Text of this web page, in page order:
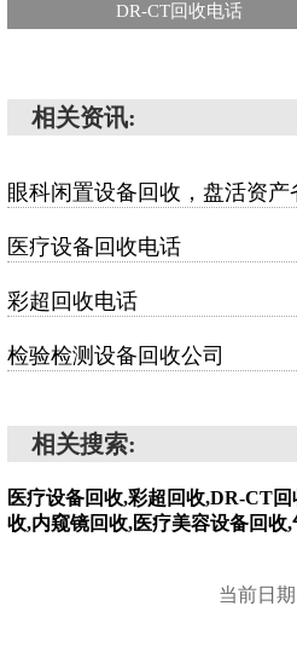
DR-CT回收电话
相关资讯:
眼科闲置设备回收，盘活资产
医疗设备回收电话
彩超回收电话
检验检测设备回收公司
相关搜索:
医疗设备回收,彩超回收,DR-CT
收,内窥镜回收,医疗美容设备回
当前日期